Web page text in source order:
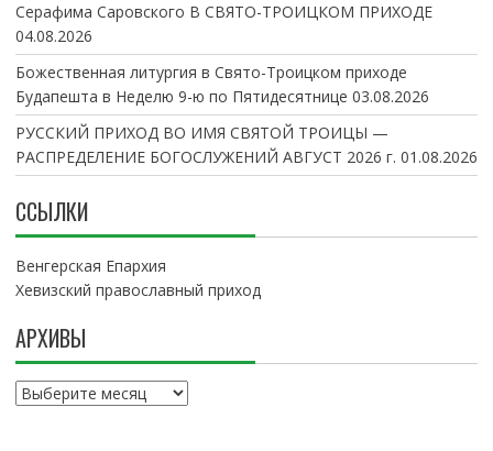
Серафима Саровского В СВЯТО-ТРОИЦКОМ ПРИХОДЕ
04.08.2026
Божественная литургия в Свято-Троицком приходе
Будапешта в Неделю 9-ю по Пятидесятнице 03.08.2026
РУССКИЙ ПРИХОД ВО ИМЯ СВЯТОЙ ТРОИЦЫ —
РАСПРЕДЕЛЕНИЕ БОГОСЛУЖЕНИЙ АВГУСТ 2026 г. 01.08.2026
ССЫЛКИ
Венгерская Епархия
Хевизский православный приход
АРХИВЫ
А